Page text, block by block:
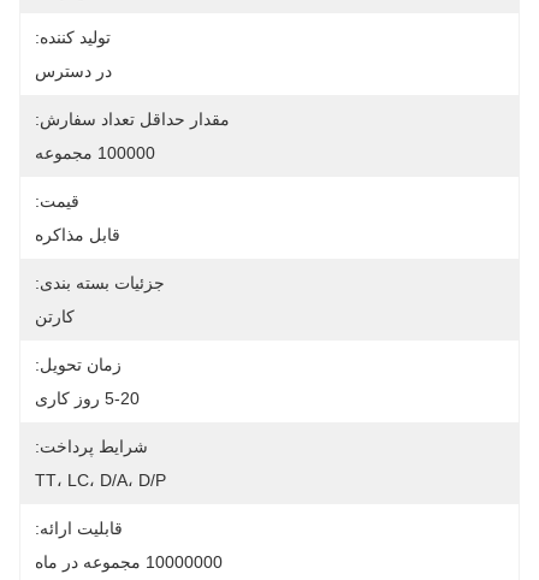
تولید کننده:
در دسترس
مقدار حداقل تعداد سفارش:
100000 مجموعه
قیمت:
قابل مذاکره
جزئیات بسته بندی:
کارتن
زمان تحویل:
5-20 روز کاری
شرایط پرداخت:
TT، LC، D/A، D/P
قابلیت ارائه:
10000000 مجموعه در ماه